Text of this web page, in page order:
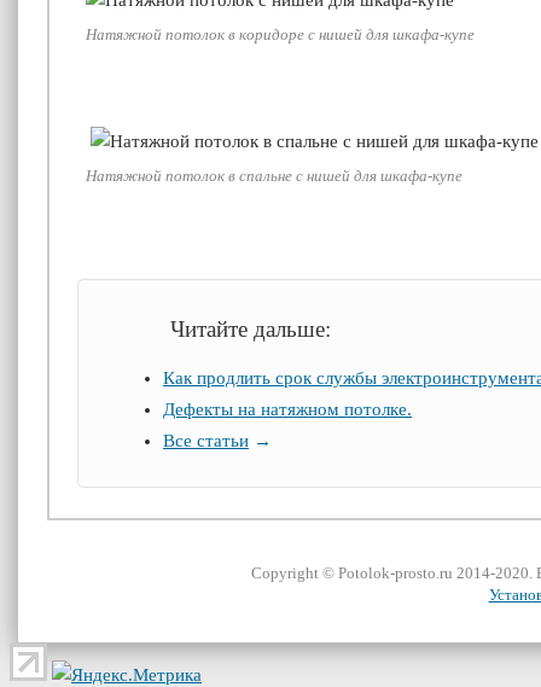
Натяжной потолок в коридоре с нишей для шкафа-купе
Натяжной потолок в спальне с нишей для шкафа-купе
Читайте дальше:
Как продлить срок службы
Дефекты на натяжном потолке.
Все статьи →
Сopyright © Potolok-prosto.ru 2014-2020.